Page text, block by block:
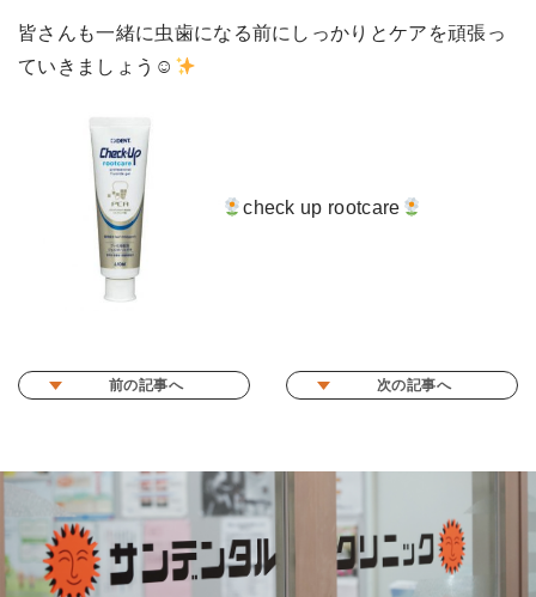
皆さんも一緒に虫歯になる前にしっかりとケアを頑張っ
ていきましょう☺
check up rootcare
前の記事へ 次の記事へ